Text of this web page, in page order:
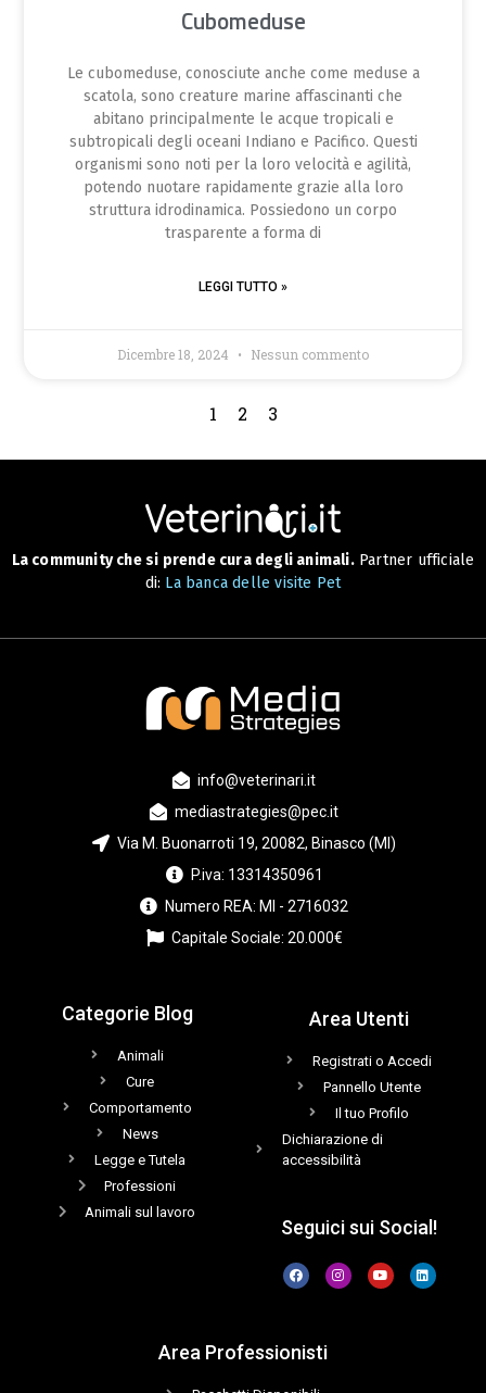
Cubomeduse
Le cubomeduse, conosciute anche come meduse a
scatola, sono creature marine affascinanti che
abitano principalmente le acque tropicali e
subtropicali degli oceani Indiano e Pacifico. Questi
organismi sono noti per la loro velocità e agilità,
potendo nuotare rapidamente grazie alla loro
struttura idrodinamica. Possiedono un corpo
trasparente a forma di
LEGGI TUTTO »
Dicembre 18, 2024 Nessun commento
1 2 3
La community che si prende cura degli animali.Partner ufficiale
di: La banca delle visite Pet
info@veterinari.it
mediastrategies@pec.it
Via M. Buonarroti 19, 20082, Binasco (MI)
P.iva: 13314350961
Numero REA: MI - 2716032
Capitale Sociale: 20.000€
Categorie Blog
Animali
Cure
Comportamento
News
Legge e Tutela
Professioni
Animali sul lavoro
Area Utenti
Registrati o Accedi
Pannello Utente
Il tuo Profilo
Dichiarazione di
accessibilità
Seguici sui Social!
Area Professionisti